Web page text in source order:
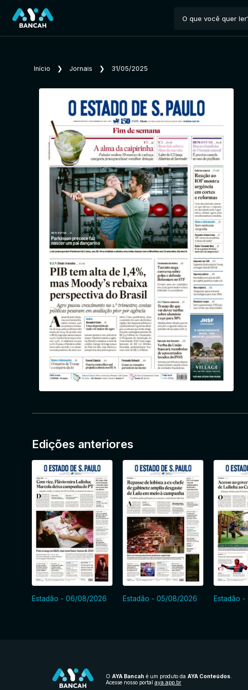
Início ❯ Jornais ❯ 31/05/2025
Edições anteriores
Estadão - 06/08/2026 Estadão - 05/08/2026 Estadão
O AYA Bancah é um produto da AYA Conteúdos
Acesse nosso portal aya.app.br